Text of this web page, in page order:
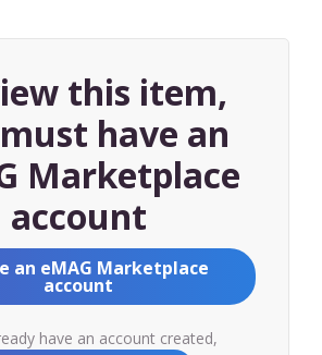
this item,
have an
Marketplace
account
an eMAG Marketplace
account
have an account created,